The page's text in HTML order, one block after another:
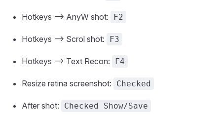
Hotkeys --> AnyW shot: F2
Hotkeys --> Scrol shot: F3
Hotkeys --> Text Recon: F4
Resize retina screenshot: Checked
After shot: Checked Show/Save